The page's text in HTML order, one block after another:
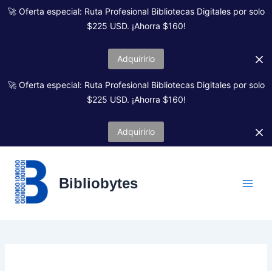
🚀 Oferta especial: Ruta Profesional Bibliotecas Digitales por solo
$225 USD. ¡Ahorra $160!
Adquirirlo
🚀 Oferta especial: Ruta Profesional Bibliotecas Digitales por solo
$225 USD. ¡Ahorra $160!
Adquirirlo
Bibliobytes